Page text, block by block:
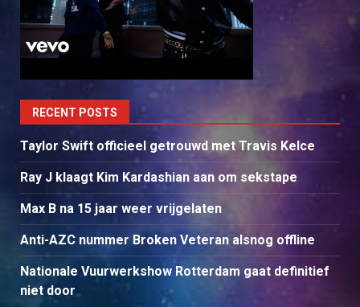
RECENT POSTS
Taylor Swift officieel getrouwd met Travis Kelce
Ray J klaagt Kim Kardashian aan om sekstape
Max B na 15 jaar weer vrijgelaten
Anti-AZC nummer Broken Veteran alsnog offline
Nationale Vuurwerkshow Rotterdam gaat definitief
niet door